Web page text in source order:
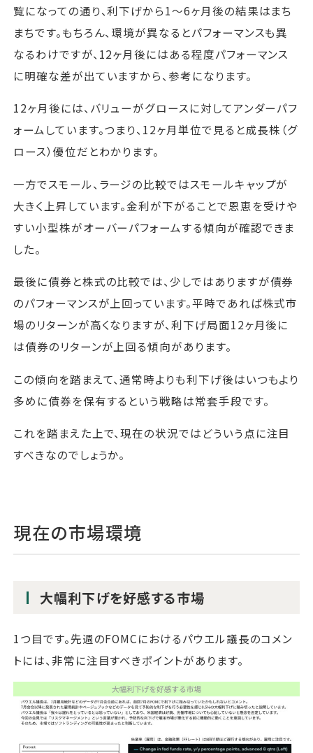
覧になっての通り、利下げから1～6ヶ月後の結果はまち
まちです。もちろん、環境が異なるとパフォーマンスも異
なるわけですが、12ヶ月後にはある程度パフォーマンス
に明確な差が出ていますから、参考になります。
12ヶ月後には、バリューがグロースに対してアンダーパフ
ォームしています。つまり、12ヶ月単位で見ると成長株（グ
ロース）優位だとわかります。
一方でスモール、ラージの比較ではスモールキャップが
大きく上昇しています。金利が下がることで恩恵を受けや
すい小型株がオーバーパフォームする傾向が確認できま
した。
最後に債券と株式の比較では、少しではありますが債券
のパフォーマンスが上回っています。平時であれば株式市
場のリターンが高くなりますが、利下げ局面12ヶ月後に
は債券のリターンが上回る傾向があります。
この傾向を踏まえて、通常時よりも利下げ後はいつもより
多めに債券を保有するという戦略は常套手段です。
これを踏まえた上で、現在の状況ではどういう点に注目
すべきなのでしょうか。
現在の市場環境
大幅利下げを好感する市場
1つ目です。先週のFOMCにおけるパウエル議長のコメン
トには、非常に注目すべきポイントがあります。